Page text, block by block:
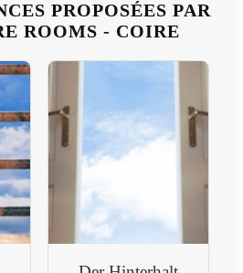
PROPOSÉES PAR
ROOMS - COIRE